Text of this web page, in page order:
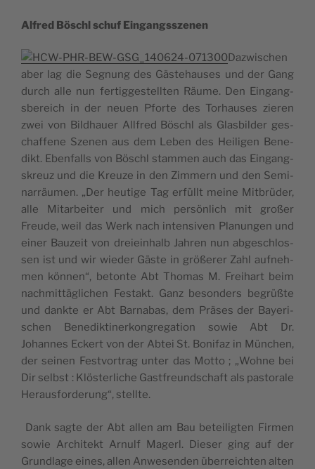
Alfred Böschl schuf Eingangsszenen
Daz­wi­schen
aber lag die Segnung des Gäs­te­hauses und der Gang
durch alle nun fer­tig­ges­tell­ten Räume. Den Ein­gang­
sbe­reich in der neuen Pforte des Torhauses zie­ren
zwei von Bild­hauer All­fred Böschl als Glas­bil­der ges­
chaf­fene Sze­nen aus dem Leben des Hei­li­gen Bene­
dikt. Eben­falls von Böschl stam­men auch das Ein­gang­
skreuz und die Kreuze in den Zim­mern und den Semi­
narräu­men. „Der heu­tige Tag erfüllt meine Mit­brü­der,
alle Mitar­bei­ter und mich persön­lich mit großer
Freude, weil das Werk nach inten­si­ven Pla­nun­gen und
einer Bau­zeit von dreiein­halb Jah­ren nun abges­chlos­
sen ist und wir wie­der Gäste in größe­rer Zahl auf­neh­
men kön­nen“, betonte Abt Tho­mas M. Frei­hart beim
nach­mittä­gli­chen Fes­takt. Ganz beson­ders begrüßte
und dankte er Abt Bar­na­bas, dem Präses der Baye­ri­
schen Bene­dik­ti­ner­kon­gre­ga­tion sowie Abt Dr.
Johannes Eckert von der Abtei St. Boni­faz in Mün­chen,
der sei­nen Fest­vor­trag unter das Mot­to ; „Wohne bei
Dir selbst : Klös­ter­liche Gast­freund­schaft als pas­to­rale
Heraus­for­de­rung“, stellte.
Dank sagte der Abt allen am Bau betei­lig­ten Fir­men
sowie Archi­tekt Arnulf Magerl. Die­ser ging auf der
Grund­lage eines, allen Anwe­sen­den über­reich­ten alten